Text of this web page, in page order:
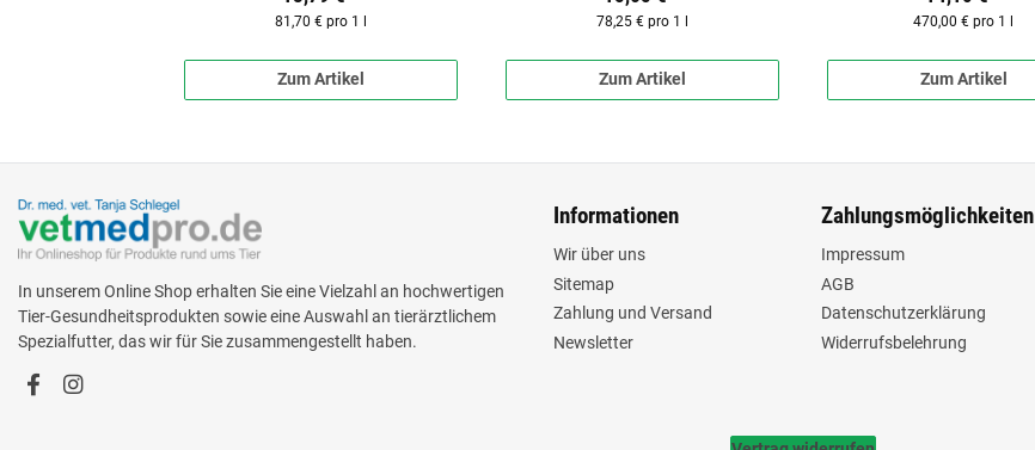
81,70 € pro 1 l
Zum Artikel
78,25 € pro 1 l
Zum Artikel
470,00 € pro 1 l
Zum Artikel
In unserem Online Shop erhalten Sie eine Vielzahl an hochwertigen
Tier-Gesundheitsprodukten sowie eine Auswahl an tierärztlichem
Spezialfutter, das wir für Sie zusammengestellt haben.
Informationen
Wir über uns
Sitemap
Zahlung und Versand
Newsletter
Zahlungsmöglichkeiten
Impressum
AGB
Datenschutzerklärung
Widerrufsbelehrung